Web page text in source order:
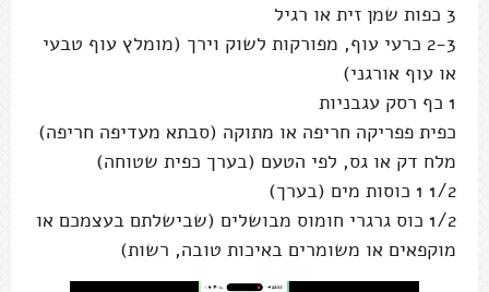
3 כפות שמן זית או רגיל
2-3 כרעי עוף, מפורקות לשוק וירך (מומלץ עוף טבעי
או עוף אורגני)
1 כף רסק עגבניות
כפית פפריקה חריפה או מתוקה (סבתא מעדיפה חריפה)
מלח דק או גס, לפי הטעם (בערך כפית שטוחה)
1/2 1 כוסות מים (בערך)
1/2 כוס גרגרי חומוס מבושלים (שבישלתם בעצמכם או
מוקפאים או משומרים באיכות טובה, רשות)